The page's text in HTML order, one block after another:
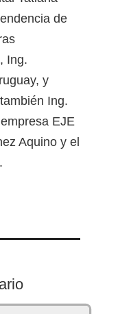
de
Ing.
y
Ing.
EJE
Aquino y el